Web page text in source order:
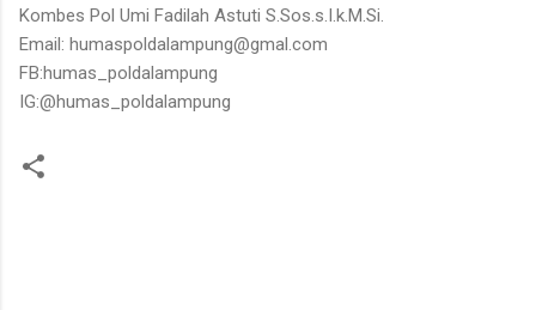
Kombes Pol Umi Fadilah Astuti S.Sos.s.I.k.M.Si.
Email: humaspoldalampung@gmal.com
FB:humas_poldalampung
IG:@humas_poldalampung